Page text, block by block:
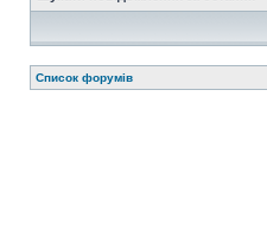
Список форумів